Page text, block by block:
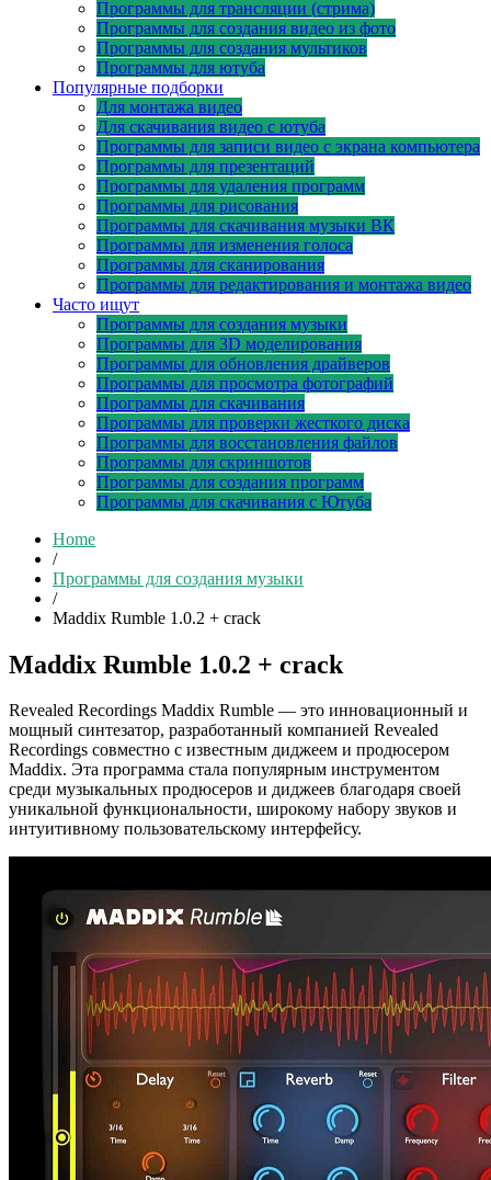
Программы для трансляции (стрима)
Программы для создания видео из фото
Программы для создания мультиков
Программы для ютуба
Популярные подборки
Для монтажа видео
Для скачивания видео с ютуба
Программы для записи видео с экрана компьютера
Программы для презентаций
Программы для удаления программ
Программы для рисования
Программы для скачивания музыки ВК
Программы для изменения голоса
Программы для сканирования
Программы для редактирования и монтажа видео
Часто ищут
Программы для создания музыки
Программы для 3D моделирования
Программы для обновления драйверов
Программы для просмотра фотографий
Программы для скачивания
Программы для проверки жесткого диска
Программы для восстановления файлов
Программы для скриншотов
Программы для создания программ
Программы для скачивания с Ютуба
Home
/
Программы для создания музыки
/
Maddix Rumble 1.0.2 + crack
Maddix Rumble 1.0.2 + crack
Revealed Recordings Maddix Rumble — это инновационный и
мощный синтезатор, разработанный компанией Revealed
Recordings совместно с известным диджеем и продюсером
Maddix. Эта программа стала популярным инструментом
среди музыкальных продюсеров и диджеев благодаря своей
уникальной функциональности, широкому набору звуков и
интуитивному пользовательскому интерфейсу.